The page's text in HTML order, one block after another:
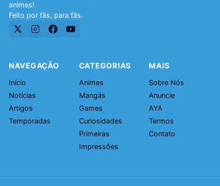
animes!
Feito por fãs, para fãs.
NAVEGAÇÃO
Início
Notícias
Artigos
Temporadas
CATEGORIAS
Animes
Mangás
Games
Curiosidades
Primeiras
Impressões
MAIS
Sobre Nós
Anuncie
AYA
Termos
Contato